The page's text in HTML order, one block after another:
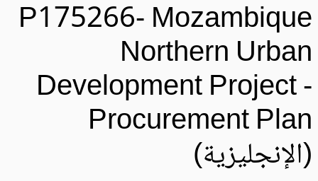
P175266-
Northern
Development Project
Procurement